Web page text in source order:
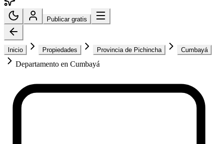
Publicar gratis
Inicio Propiedades Provincia de Pichincha Cumbayá
Departamento en Cumbayá